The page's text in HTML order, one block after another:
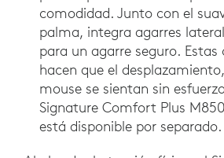
comodidad. Junto con el
palma, integra agarres
para un agarre seguro.
hacen que el
mouse se sientan sin
Signature Comfort Plus
está disponible por separado.